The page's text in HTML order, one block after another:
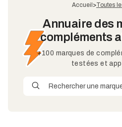
Accueil >Toutes
Annuaire des
compléments
+100 marques de
testées et